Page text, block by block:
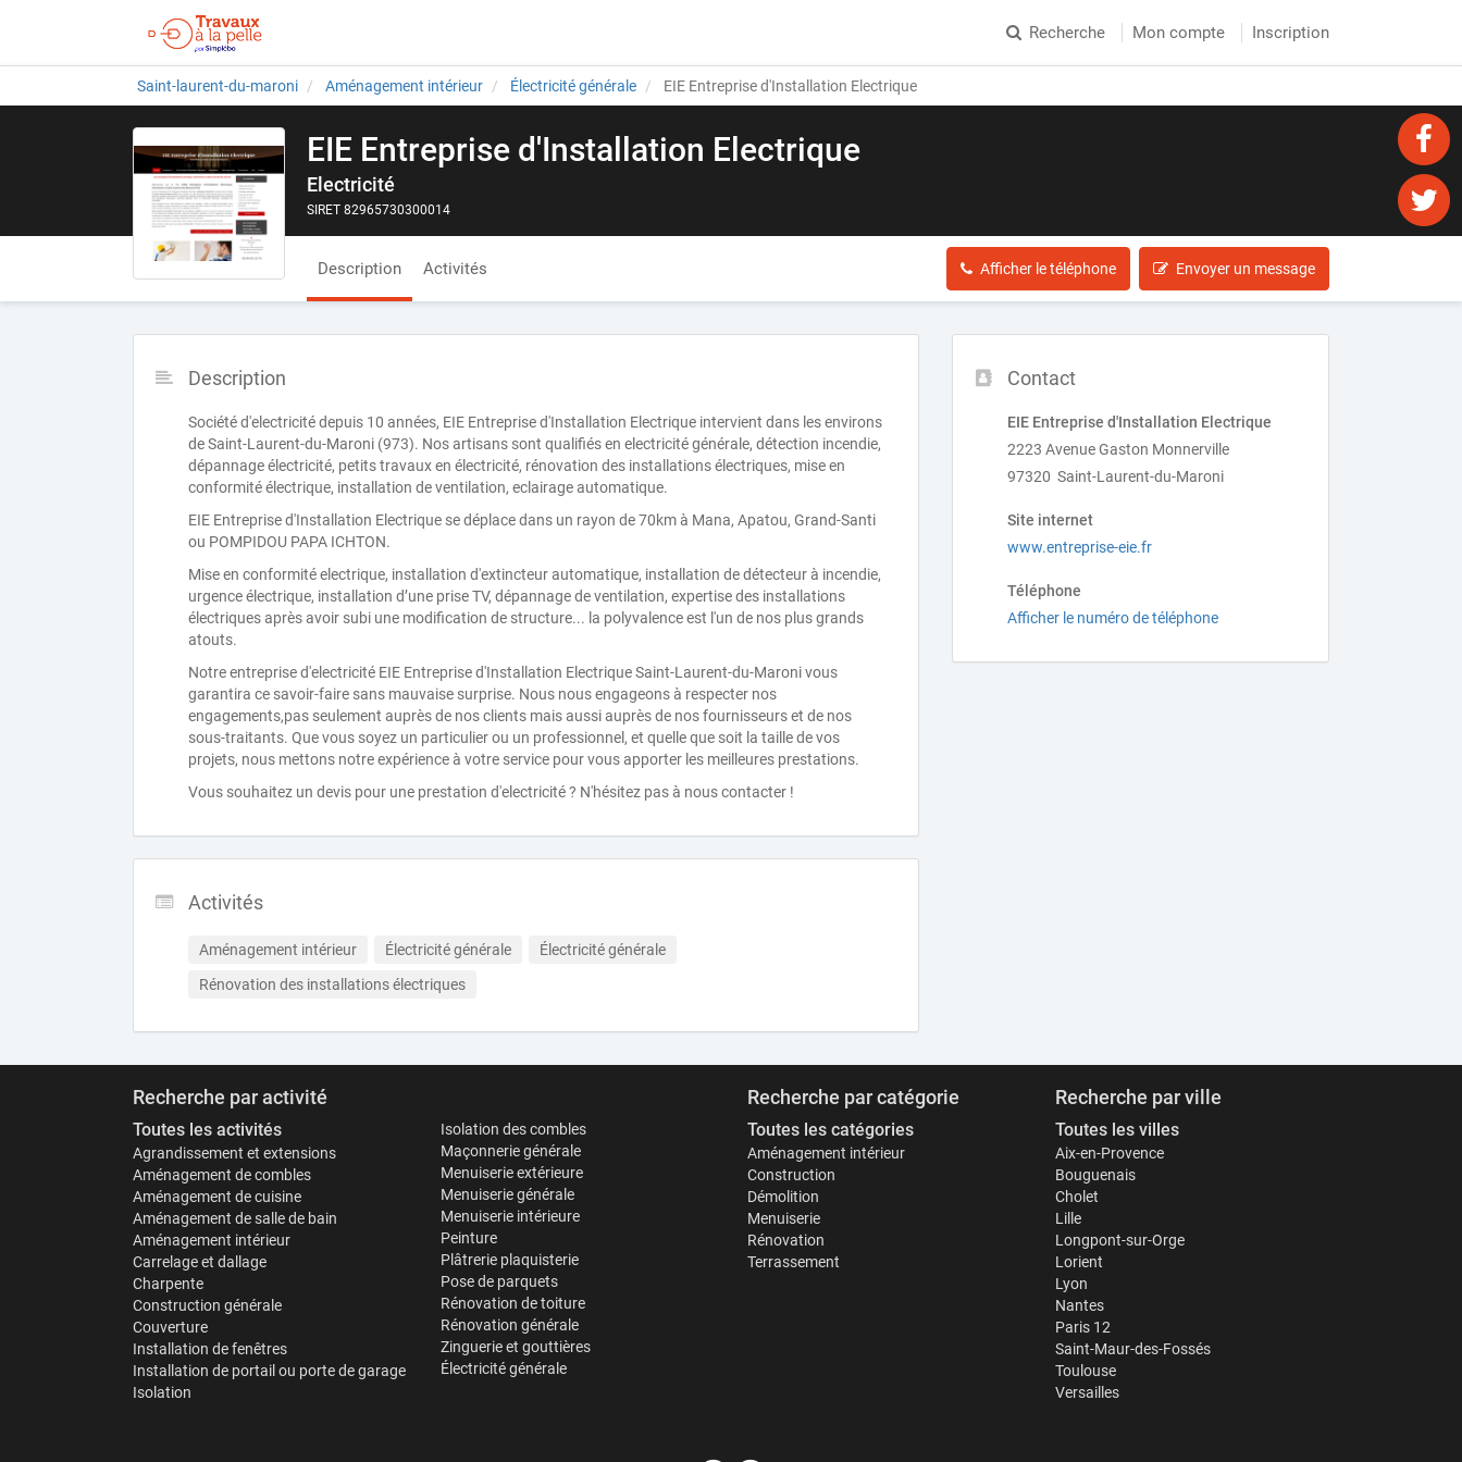
Recherche Mon compte Inscription
Saint-laurent-du-maroni Aménagement intérieur Électricité générale EIE Entreprise d'Installation Electrique
EIE Entreprise d'Installation Electrique
Electricité
SIRET 82965730300014
Description Activités Afficher le téléphone Envoyer un message
Contact
EIE Entreprise d'Installation Electrique
2223 Avenue Gaston Monnerville
97320 Saint-Laurent-du-Maroni
Site internet
www.entreprise-eie.fr
Téléphone
Afficher le numéro de téléphone
Description
Société d'electricité depuis 10 années, EIE Entreprise d'Installation Electrique intervient dans les environs
de Saint-Laurent-du-Maroni (973). Nos artisans sont qualifiés en electricité générale, détection incendie,
dépannage électricité, petits travaux en électricité, rénovation des installations électriques, mise en
conformité électrique, installation de ventilation, eclairage automatique.
EIE Entreprise d'Installation Electrique se déplace dans un rayon de 70km à Mana, Apatou, Grand-Santi
ou POMPIDOU PAPA ICHTON.
Mise en conformité electrique, installation d'extincteur automatique, installation de détecteur à incendie,
urgence électrique, installation d’une prise TV, dépannage de ventilation, expertise des installations
électriques après avoir subi une modification de structure... la polyvalence est l'un de nos plus grands
atouts.
Notre entreprise d'electricité EIE Entreprise d'Installation Electrique Saint-Laurent-du-Maroni vous
garantira ce savoir-faire sans mauvaise surprise. Nous nous engageons à respecter nos
engagements,pas seulement auprès de nos clients mais aussi auprès de nos fournisseurs et de nos
sous-traitants. Que vous soyez un particulier ou un professionnel, et quelle que soit la taille de vos
projets, nous mettons notre expérience à votre service pour vous apporter les meilleures prestations.
Vous souhaitez un devis pour une prestation d'electricité ? N'hésitez pas à nous contacter !
Activités
Aménagement intérieur Électricité générale
Électricité générale
Rénovation des installations électriques
Recherche par activité
Toutes les activités
Agrandissement et extensions
Aménagement de combles
Aménagement de cuisine
Aménagement de salle de bain
Aménagement intérieur
Carrelage et dallage
Charpente
Construction générale
Couverture
Installation de fenêtres
Installation de portail ou porte de garage
Isolation
Isolation des combles
Maçonnerie générale
Menuiserie extérieure
Menuiserie générale
Menuiserie intérieure
Peinture
Plâtrerie plaquisterie
Pose de parquets
Rénovation de toiture
Rénovation générale
Zinguerie et gouttières
Électricité générale
Recherche par catégorie
Toutes les catégories
Aménagement intérieur
Construction
Démolition
Menuiserie
Rénovation
Terrassement
Recherche par ville
Toutes les villes
Aix-en-Provence
Bouguenais
Cholet
Lille
Longpont-sur-Orge
Lorient
Lyon
Nantes
Paris 12
Saint-Maur-des-Fossés
Toulouse
Versailles